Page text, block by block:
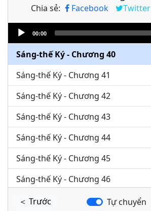
Chia sẻ: Facebook Twitter
Audio
Player
00:00
Sáng-thế Ký - Chương 38
Sáng-thế Ký - Chương 39
Sáng-thế Ký - Chương 40
Sáng-thế Ký - Chương 41
Sáng-thế Ký - Chương 42
Sáng-thế Ký - Chương 43
Sáng-thế Ký - Chương 44
Sáng-thế Ký - Chương 45
Sáng-thế Ký - Chương 46
Sáng-thế Ký - Chương 47
＜ Trước Tự chuyển